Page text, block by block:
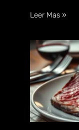
Leer Mas »